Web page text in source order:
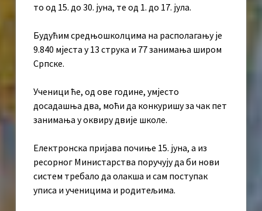
то од 15. до 30. јуна, те од 1. до 17. јула.
Будућим средњошколцима на располагању је
9.840 мјеста у 13 струка и 77 занимања широм
Српске.
Ученици ће, од ове године, умјесто
досадашња два, моћи да конкуришу за чак пет
занимања у оквиру двије школе.
Електронска пријава почиње 15. јуна, а из
ресорног Министарства поручују да би нови
систем требало да олакша и сам поступак
уписа и ученицима и родитељима.